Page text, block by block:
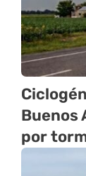
Buenos
por